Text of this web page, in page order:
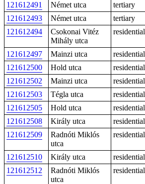
121612491
Német utca
tertiary
121612493
Német utca tertiary
121612494
Csokonai Vitéz
Mihály utca
residential
121612497 Mainzi utca residential
121612500
Hold utca
residential
121612502
Mainzi utca residential
121612503
Tégla utca residential
121612505
Hold utca
residential
121612508
Király utca residential
121612509
Radnóti Miklós
utca
residential
121612510 Király utca residential
121612512
Radnóti Miklós
utca
residential